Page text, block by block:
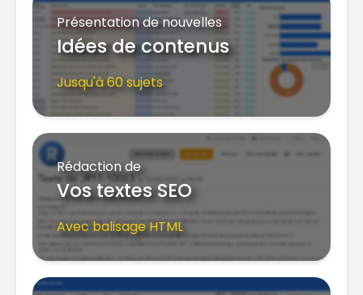
Présentation de nouvelles
Idées de contenus
Jusqu'à 60 sujets
Rédaction de
Vos textes SEO
Avec balisage HTML